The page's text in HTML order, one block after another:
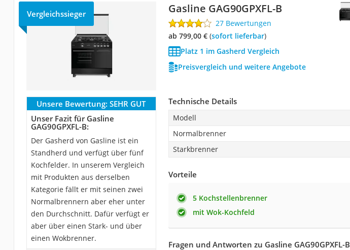
Vergleichssieger Gasline GAG90GPXFL-B
27 Bewertungen
ab 799,00 €( Sofort lieferbar)
Platz 1 im Gasherd Vergleich
Preisvergleich und weitere Angebote
Unsere Bewertung: SEHR GUT
Unser Fazit für Gasline
GAG90GPXFL-B:
Der Gasherd von Gasline ist ein
Standherd und verfügt über fünf
Kochfelder. In unserem Vergleich
mit Produkten aus derselben
Kategorie fällt er mit seinen zwei
Normalbrennern aber eher unter
den Durchschnitt. Dafür verfügt er
aber über einen Stark- und über
einen Wokbrenner.
Technische Details
Modell
Normalbrenner
Starkbrenner
Vorteile
5 Kochstellenbrenner
mit Wok-Kochfeld
Fragen und Antworten zu Gasline GAG90GPXFL-B